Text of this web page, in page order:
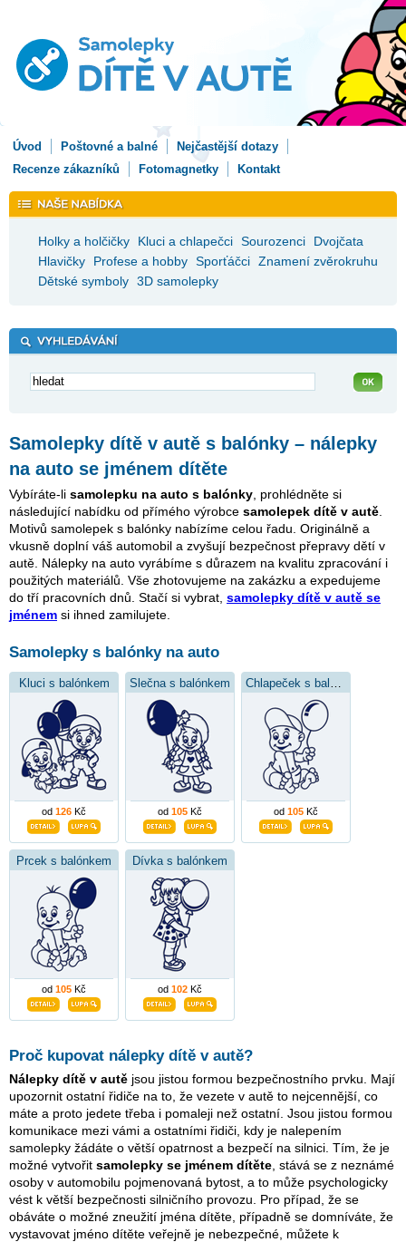
Úvod Poštovné a balné
Nejčastější dotazy
Recenze zákazníků
Fotomagnetky Kontakt
Holky a holčičky Kluci a chlapečci Sourozenci
Dvojčata
Hlavičky
Profese a hobby Sporťáčci Znamení zvěrokruhu
Dětské symboly 3D samolepky
Samolepky dítě v autě s balónky – nálepky
na auto se jménem dítěte
Vybíráte-li samolepku na auto s balónky , prohlédněte si
následující nabídku od přímého výrobce samolepek dítě v autě
Motivů samolepek s balónky nabízíme celou řadu. Originálně a
vkusně doplní váš automobil a zvyšují bezpečnost přepravy dětí v
autě. Nálepky na auto vyrábíme s důrazem na kvalitu zpracování i
použitých materiálů. Vše zhotovujeme na zakázku a expedujeme
do tří pracovních dnů. Stačí si vybrat, samolepky dítě v autě se
jménem si ihned zamilujete.
Samolepky s balónky na auto
Kluci s balónkem
od 126 Kč
Slečna s balónkem
od 105 Kč
Chlapeček s balónkem
od 105 Kč
Prcek s balónkem
od 105 Kč
Dívka s balónkem
od 102 Kč
Proč kupovat nálepky dítě v autě?
Nálepky dítě v autě jsou jistou formou bezpečnostního prvku. Mají
upozornit ostatní řidiče na to, že vezete v autě to nejcennější, co
máte a proto jedete třeba i pomaleji než ostatní. Jsou jistou formou
komunikace mezi vámi a ostatními řidiči, kdy je nalepením
samolepky žádáte o větší opatrnost a bezpečí na silnici. Tím, že je
možné vytvořit samolepky se jménem dítěte , stává se z neznámé
osoby v automobilu pojmenovaná bytost, a to může psychologicky
vést k větší bezpečnosti silničního provozu. Pro případ, že se
obáváte o možné zneužití jména dítěte, případně se domníváte, že
vystavovat jméno dítěte veřejně je nebezpečné, můžete k